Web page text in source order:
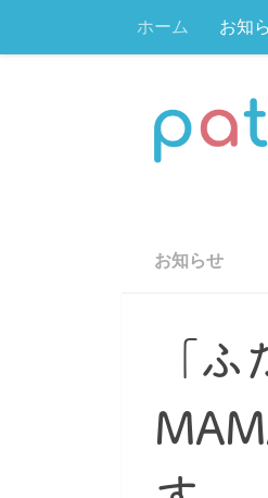
コンテンツへスキップ
ホーム お知
お知らせ
「